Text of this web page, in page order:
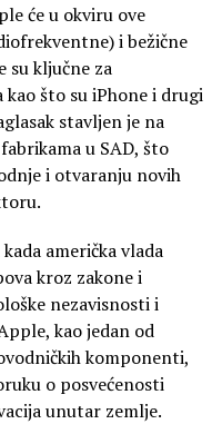
će u okviru ove
i bežične
su ključne za
što su iPhone i drugi
stavljen je na
u SAD, što
i otvaranju novih
američka vlada
kroz zakone i
nezavisnosti i
kao jedan od
komponenti,
o posvećenosti
unutar zemlje.